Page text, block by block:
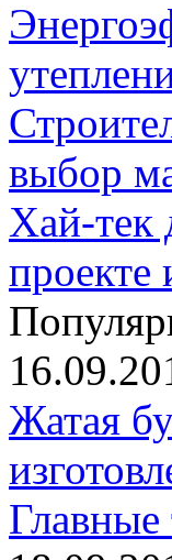
выбор
Хай-тек
проекте
Жатая